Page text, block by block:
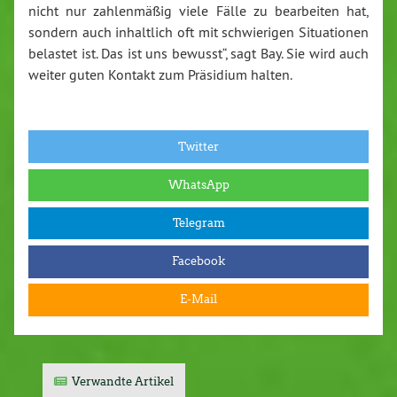
nicht nur zahlenmäßig viele Fälle zu bearbeiten hat,
sondern auch inhaltlich oft mit schwierigen Situationen
belastet ist. Das ist uns bewusst“, sagt Bay. Sie wird auch
weiter guten Kontakt zum Präsidium halten.
Twitter
WhatsApp
Telegram
Facebook
E-Mail
Verwandte Artikel